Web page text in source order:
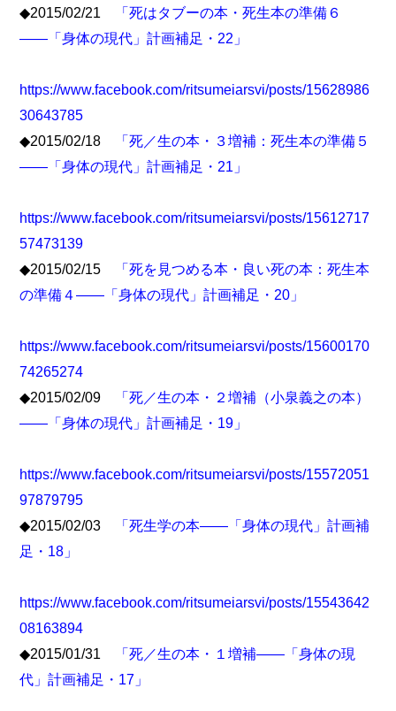
◆2015/02/21
「死はタブーの本・死生本の準備６
――「身体の現代」計画補足・22」
https://www.facebook.com/ritsumeiarsvi/posts/15628986
30643785
◆2015/02/18
「死／生の本・３増補：死生本の準備５
――「身体の現代」計画補足・21」
https://www.facebook.com/ritsumeiarsvi/posts/15612717
57473139
◆2015/02/15
「死を見つめる本・良い死の本：死生本
の準備４――「身体の現代」計画補足・20」
https://www.facebook.com/ritsumeiarsvi/posts/15600170
74265274
◆2015/02/09
「死／生の本・２増補（小泉義之の本）
――「身体の現代」計画補足・19」
https://www.facebook.com/ritsumeiarsvi/posts/15572051
97879795
◆2015/02/03
「死生学の本――「身体の現代」計画補
足・18」
https://www.facebook.com/ritsumeiarsvi/posts/15543642
08163894
◆2015/01/31
「死／生の本・１増補――「身体の現
代」計画補足・17」